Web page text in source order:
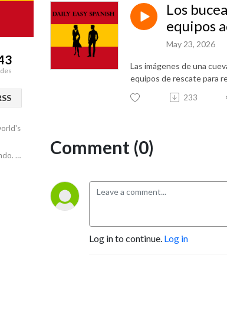
A
Los
equipos
May 23, 2026
Las imágenes de una
equipos de rescate para
233
Comment (0)
Log in to continue. Log in